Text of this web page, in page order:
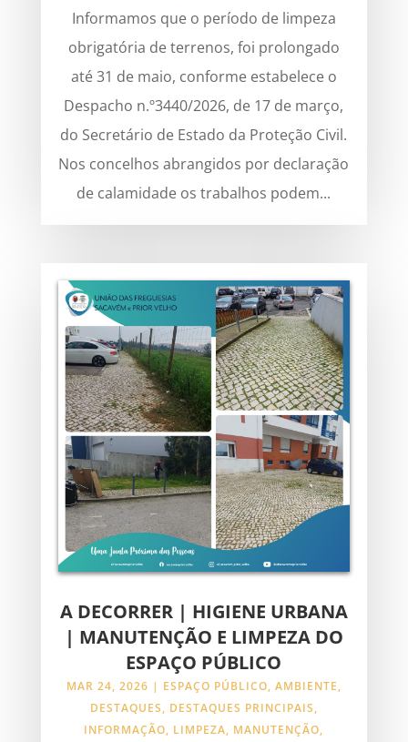
Informamos que o período de limpeza
obrigatória de terrenos, foi prolongado
até 31 de maio, conforme estabelece o
Despacho n.º3440/2026, de 17 de março,
do Secretário de Estado da Proteção Civil.
Nos concelhos abrangidos por declaração
de calamidade os trabalhos podem...
A DECORRER | HIGIENE URBANA
| MANUTENÇÃO E LIMPEZA DO
ESPAÇO PÚBLICO
MAR 24, 2026 | ESPAÇO PÚBLICO, AMBIENTE,
DESTAQUES, DESTAQUES PRINCIPAIS,
INFORMAÇÃO, LIMPEZA, MANUTENÇÃO,